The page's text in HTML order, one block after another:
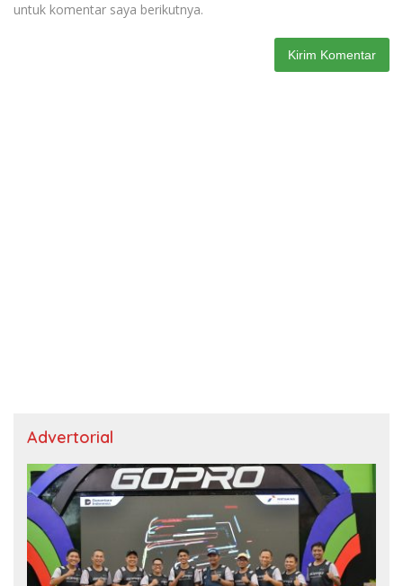
untuk komentar saya berikutnya.
Advertorial